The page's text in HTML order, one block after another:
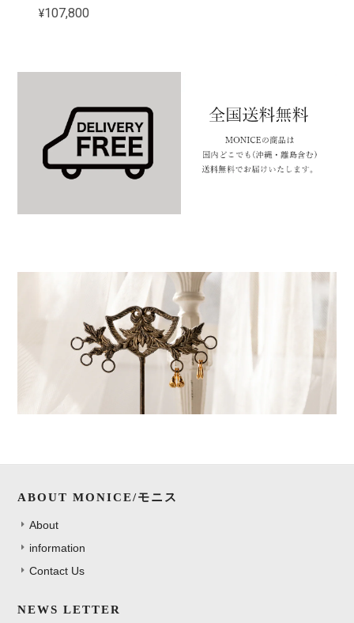
¥107,800
ABOUT MONICE/モニス
About
information
Contact Us
NEWS LETTER